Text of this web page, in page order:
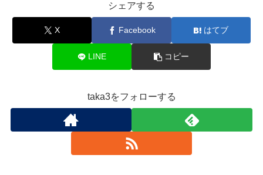
シェアする
X Facebook はてブ
LINE コピー
taka3をフォローする